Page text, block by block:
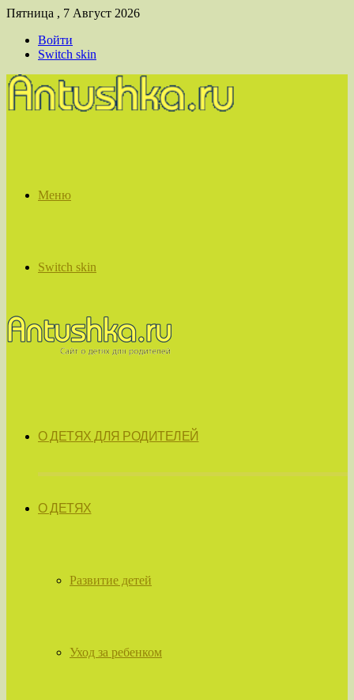
Пятница , 7 Август 2026
Войти
Switch skin
Меню
Switch skin
О ДЕТЯХ ДЛЯ РОДИТЕЛЕЙ
О ДЕТЯХ
Развитие детей
Уход за ребенком